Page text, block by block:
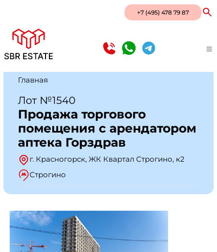
+7 (495) 478 79 87
Главная
Лот №1540
Продажа торгового
помещения с арендатором
аптека Горздрав
г. Красногорск, ЖК Квартал Строгино, к2
Строгино